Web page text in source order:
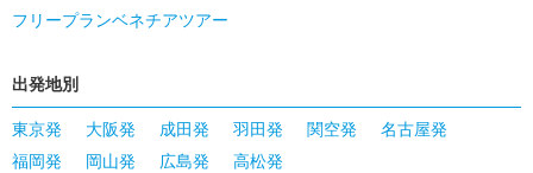
フリープランベネチアツアー
出発地別
東京発 大阪発 成田発 羽田発 関空発
名古屋発
福岡発
岡山発 広島発 高松発